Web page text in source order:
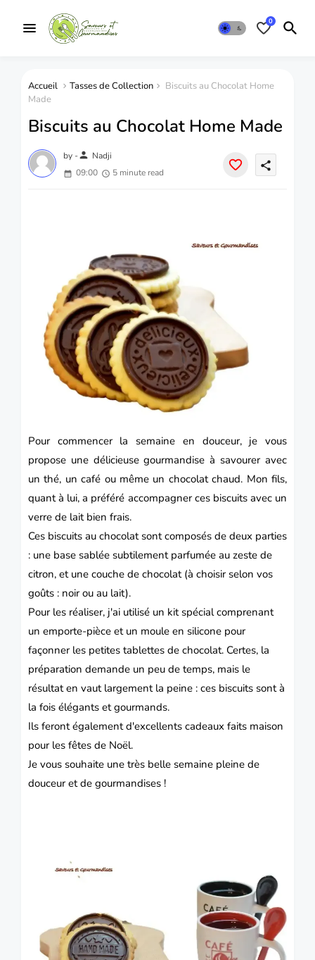
0
Accueil Tasses de Collection
Biscuits au Chocolat Home
Made
Biscuits au Chocolat Home Made
by -person Nadji
09:00
5 minute read
share
Pour commencer la semaine en douceur, je vous
propose une délicieuse gourmandise à savourer avec
un thé, un café ou même un chocolat chaud. Mon fils,
quant à lui, a préféré accompagner ces biscuits avec un
verre de lait bien frais.
Ces biscuits au chocolat sont composés de deux parties
: une base sablée subtilement parfumée au zeste de
citron, et une couche de chocolat (à choisir selon vos
goûts : noir ou au lait).
Pour les réaliser, j'ai utilisé un kit spécial comprenant
un emporte-pièce et un moule en silicone pour
façonner les petites tablettes de chocolat. Certes, la
préparation demande un peu de temps, mais le
résultat en vaut largement la peine : ces biscuits sont à
la fois élégants et gourmands.
Ils feront également d'excellents cadeaux faits maison
pour les fêtes de Noël.
Je vous souhaite une très belle semaine pleine de
douceur et de gourmandises !